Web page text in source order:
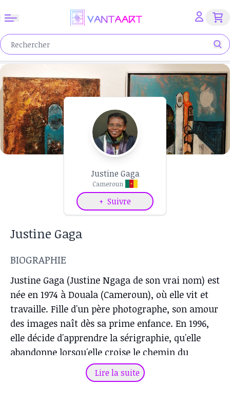
Justine Gaga
Cameroun
+ Suivre
Justine Gaga
BIOGRAPHIE
Justine Gaga (Justine Ngaga de son vrai nom) est
née en 1974 à Douala (Cameroun), où elle vit et
travaille. Fille d'un père photographe, son amour
des images naît dès sa prime enfance. En 1996,
elle décide d'apprendre la sérigraphie, qu'elle
abandonne lorsqu'elle croise le chemin du
peintre Viking Kamganyang.
Lire la suite